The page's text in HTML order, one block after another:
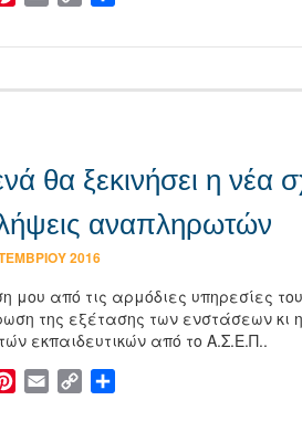
θα ξεκινήσει η νέα
αναπληρωτών
2016
από τις αρμόδιες υπηρεσίες
της εξέτασης των ενστάσεων
εκπαιδευτικών από το Α.Σ.Ε.Π..
Pinterest
Email Copy